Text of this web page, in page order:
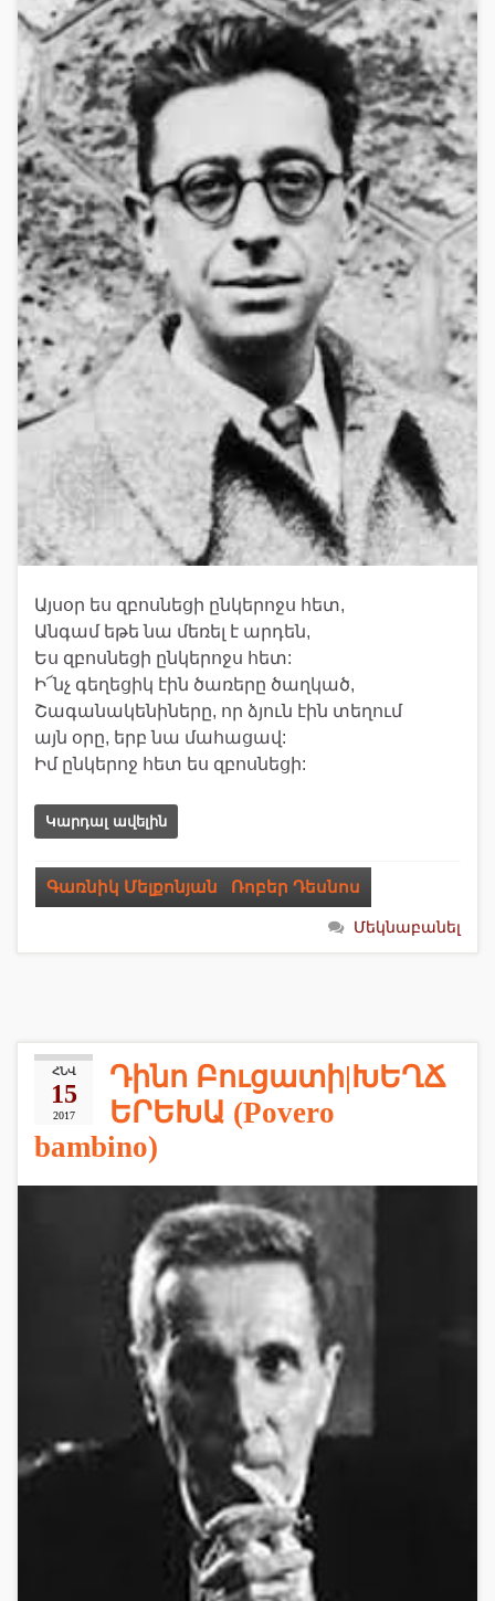
Այսօր ես զբոսնեցի ընկերոջս հետ,
Անգամ եթե նա մեռել է արդեն,
Ես զբոսնեցի ընկերոջս հետ:
Ի՜նչ գեղեցիկ էին ծառերը ծաղկած,
Շագանակենիները, որ ձյուն էին տեղում
այն օրը, երբ նա մահացավ:
Իմ ընկերոջ հետ ես զբոսնեցի:
Կարդալ ավելին
Գառնիկ Մելքոնյան Ռոբեր Դեսնոս
Մեկնաբանել
ՀՆՎ
15
2017
Դինո Բուցատի|ԽԵՂՃ
ԵՐԵԽԱ (Povero
bambino)